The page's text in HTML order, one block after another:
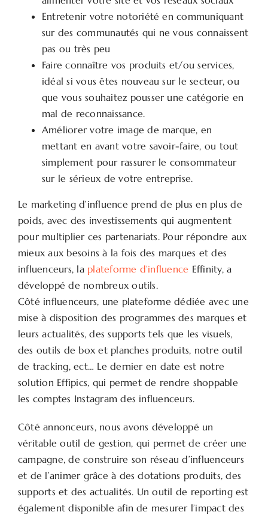
Entretenir votre notoriété en communiquant
sur des communautés qui ne vous connaissent
pas ou très peu
Faire connaître vos produits et/ou services,
idéal si vous êtes nouveau sur le secteur, ou
que vous souhaitez pousser une catégorie en
mal de reconnaissance.
Améliorer votre image de marque, en
mettant en avant votre savoir-faire, ou tout
simplement pour rassurer le consommateur
sur le sérieux de votre entreprise.
Le marketing d’influence prend de plus en plus de
poids, avec des investissements qui augmentent
pour multiplier ces partenariats. Pour répondre aux
mieux aux besoins à la fois des marques et des
influenceurs, la plateforme d’influence Effinity, a
développé de nombreux outils.
Côté influenceurs, une plateforme dédiée avec une
mise à disposition des programmes des marques et
leurs actualités, des supports tels que les visuels,
des outils de box et planches produits, notre outil
de tracking, ect… Le dernier en date est notre
solution Effipics, qui permet de rendre shoppable
les comptes Instagram des influenceurs.
Côté annonceurs, nous avons développé un
véritable outil de gestion, qui permet de créer une
campagne, de construire son réseau d’influenceurs
et de l’animer grâce à des dotations produits, des
supports et des actualités. Un outil de reporting est
également disponible afin de mesurer l’impact des